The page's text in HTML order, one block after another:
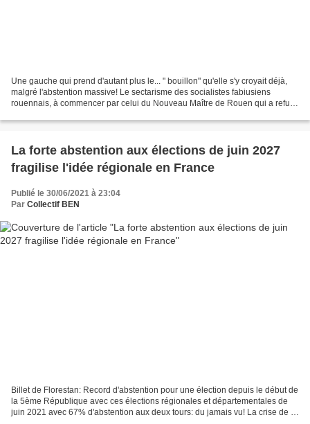
Une gauche qui prend d'autant plus le... " bouillon" qu'elle s'y croyait déjà,
malgré l'abstention massive! Le sectarisme des socialistes fabiusiens
rouennais, à commencer par celui du Nouveau Maître de Rouen qui a refusé
La forte abstention aux élections de juin 2027
fragilise l'idée régionale en France
Publié le 30/06/2021 à 23:04
Par Collectif BEN
Billet de Florestan: Record d'abstention pour une élection depuis le début de
la 5ème République avec ces élections régionales et départementales de
juin 2021 avec 67% d'abstention aux deux tours: du jamais vu! La crise de la